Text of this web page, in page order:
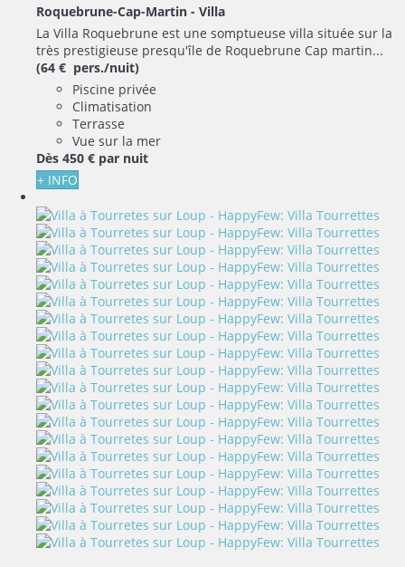
Roquebrune-Cap-Martin - Villa
La Villa Roquebrune est une somptueuse villa située sur la
très prestigieuse presqu'île de Roquebrune Cap martin...
(64 € pers./nuit)
Piscine privée
Climatisation
Terrasse
Vue sur la mer
Dès 450 € par nuit
+ INFO